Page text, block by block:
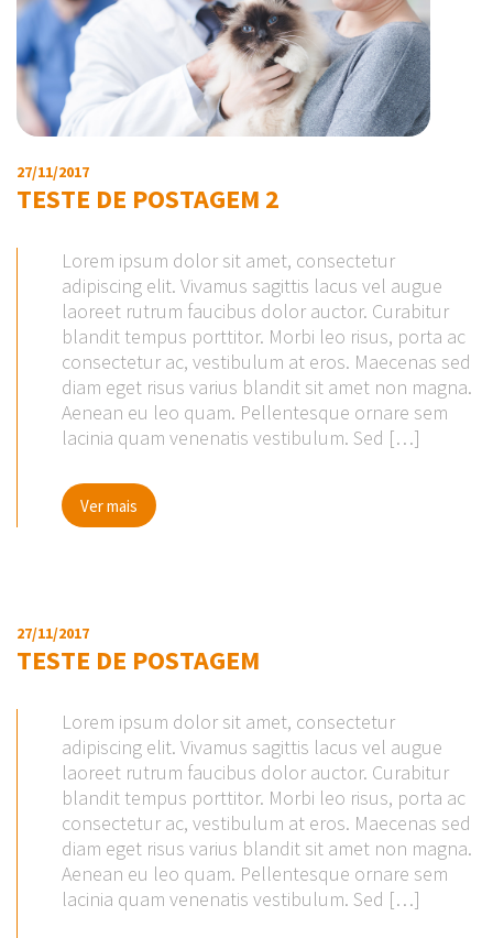
27/11/2017
TESTE DE POSTAGEM 2
Lorem ipsum dolor sit amet, consectetur
adipiscing elit. Vivamus sagittis lacus vel augue
laoreet rutrum faucibus dolor auctor. Curabitur
blandit tempus porttitor. Morbi leo risus, porta ac
consectetur ac, vestibulum at eros. Maecenas sed
diam eget risus varius blandit sit amet non magna.
Aenean eu leo quam. Pellentesque ornare sem
lacinia quam venenatis vestibulum. Sed […]
Ver mais
27/11/2017
TESTE DE POSTAGEM
Lorem ipsum dolor sit amet, consectetur
adipiscing elit. Vivamus sagittis lacus vel augue
laoreet rutrum faucibus dolor auctor. Curabitur
blandit tempus porttitor. Morbi leo risus, porta ac
consectetur ac, vestibulum at eros. Maecenas sed
diam eget risus varius blandit sit amet non magna.
Aenean eu leo quam. Pellentesque ornare sem
lacinia quam venenatis vestibulum. Sed […]